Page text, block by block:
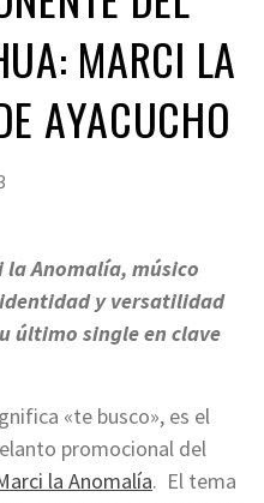
MARCI LA
AYACUCHO
la Anomalía, músico
y versatilidad
último single en clave
«te busco», es el
promocional del
la Anomalía. El tema